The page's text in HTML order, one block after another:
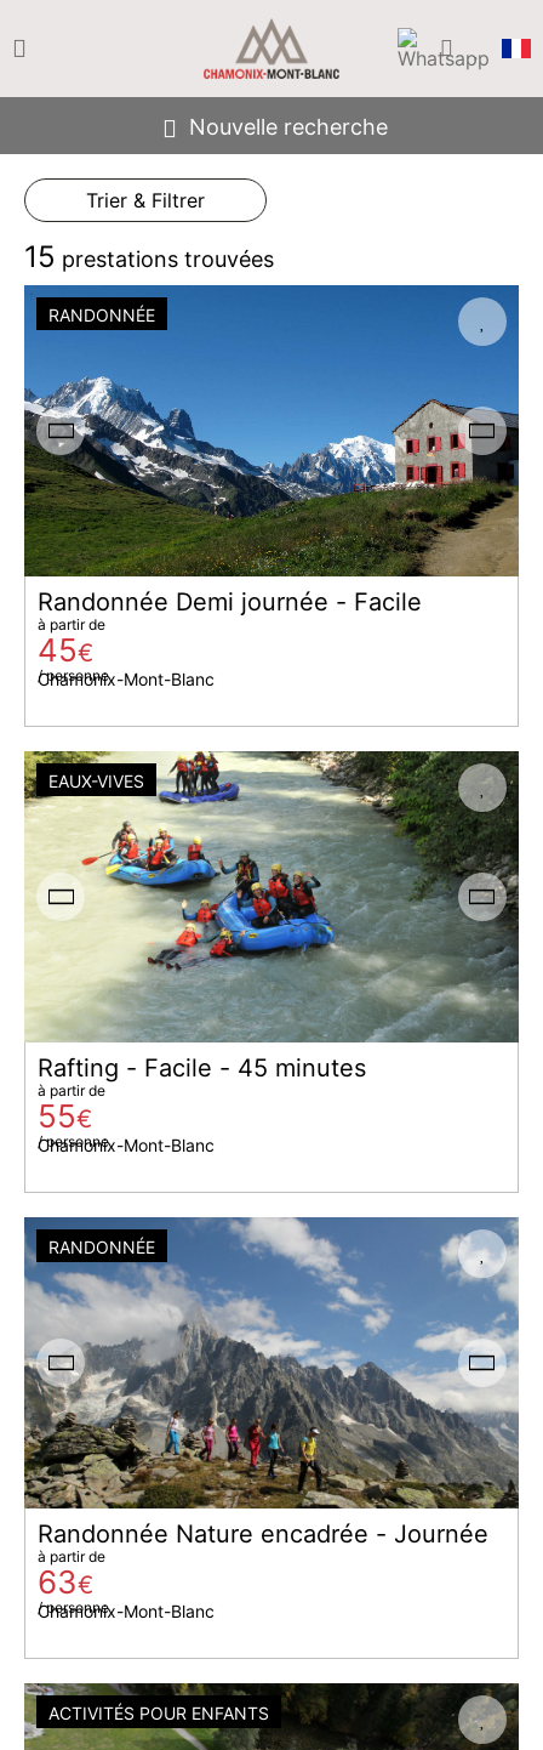
Nouvelle recherche
15 prestations trouvées
Trier & Filtrer
RANDONNÉE
Randonnée Demi journée - Facile
Chamonix-Mont-Blanc
à partir de
45€
/ personne
EAUX-VIVES
Rafting - Facile - 45 minutes
Chamonix-Mont-Blanc
à partir de
55€
/ personne
RANDONNÉE
Randonnée Nature encadrée - Journée
Chamonix-Mont-Blanc
à partir de
63€
/ personne
ACTIVITÉS POUR ENFANTS